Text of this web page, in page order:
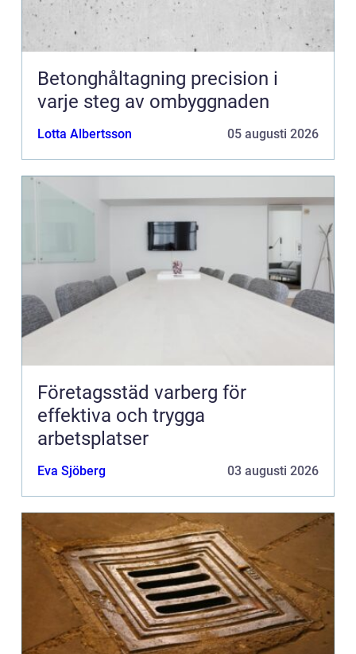
Betonghåltagning precision i
varje steg av ombyggnaden
Lotta Albertsson 05 augusti 2026
Företagsstäd varberg för
effektiva och trygga
arbetsplatser
Eva Sjöberg 03 augusti 2026